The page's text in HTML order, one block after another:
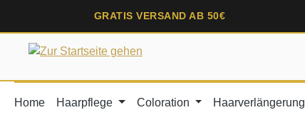
Zur Hauptnavigation springen
GRATIS VERSAND AB 50€
Home Haarpflege Coloration Haarverlängerung